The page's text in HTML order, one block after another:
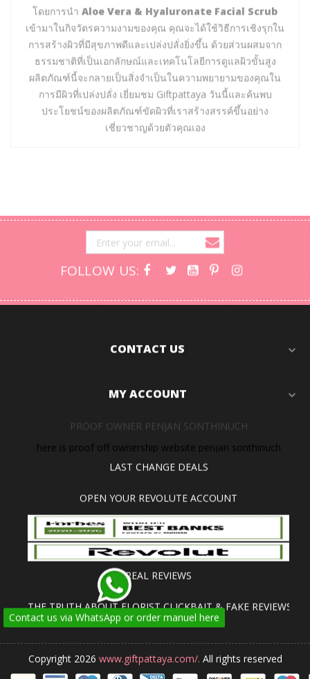
โดยการนำ Aloe Vera & Hyaluronate Facial Scrub
เข้ามาในกิจวัตรความงามของคุณ คุณจะได้ใช้วิธีการเชิงรุกใน
การสร้างผิวที่มีสุขภาพดีและเปล่งปลั่งยิ่งขึ้น ด้วยส่วนผสมจาก
ธรรมชาติที่เป็นเอกลักษณ์และเทคโนโลยีการดูแลผิวขั้นสูง
ผลิตภัณฑ์นี้จะกลายเป็นสิ่งจำเป็นในความพยายามของคุณใน
การมีผิวที่เปล่งปลั่ง เยี่ยมชม Giftpattaya วันนี้และค้นพบ
ประโยชน์ของผลิตภัณฑ์ขัดผิวที่เราสร้างสรรค์ขึ้นอย่าง
เชี่ยวชาญด้วยตัวคุณเอง
FOLLOW US:
CONTACT US expand_more
MY ACCOUNT expand_more
PROOF OWNER PENJAN SONTHINUCH
here is proof off ownership website penjan sonthinuch
LAST CHANGE DEALS
OPEN YOUR REVOLUTE ACCOUNT
REAL REVIEWS
THE TRUTH ABOUT FLORIST CLICKBAIT & FAKE REVIEWS
Contact us via WhatsApp or order manuel here
Copyright 2026 www.giftpattaya.com/. All rights reserved